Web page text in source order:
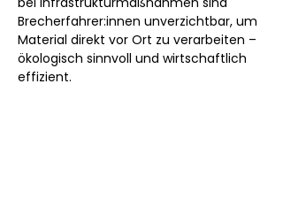
Brecherfahrer:innen unverzichtbar, um
Material direkt vor Ort zu verarbeiten –
ökologisch sinnvoll und wirtschaftlich
effizient.